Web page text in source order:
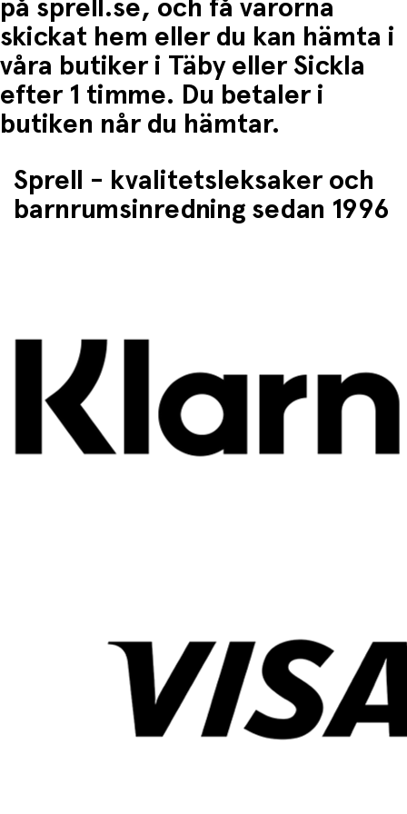
Prata om färger och former under tiden
Häng upp de färdiga bilderna i barnrummet
Perfekt som lugn eftermiddagsaktivitet
på sprell.se, och få varorna
skickat hem eller du kan hämta i
våra butiker i Täby eller Sickla
efter 1 timme. Du betaler i
butiken når du hämtar.
Sprell - kvalitetsleksaker och
barnrumsinredning sedan 1996